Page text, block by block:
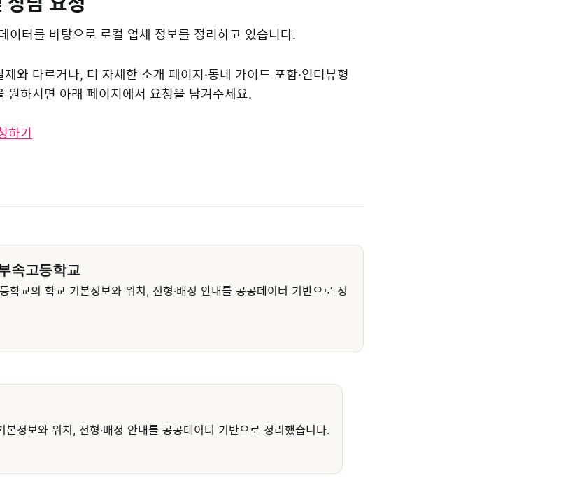
이터를 바탕으로 로컬 업체 정보를 정리하고 있습니다.
와 다르거나, 더 자세한 소개 페이지·동네 가이드 포함·인터뷰형
원하시면 아래 페이지에서 요청을 남겨주세요.
하기
속고등학교
학교의 학교 기본정보와 위치, 전형·배정 안내를 공공데이터 기반으로 정
정보와 위치, 전형·배정 안내를 공공데이터 기반으로 정리했습니다.